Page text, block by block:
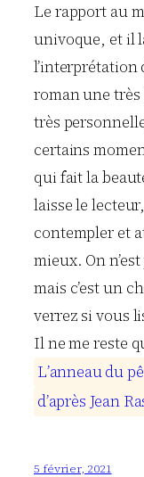
Le rapport au
univoque, et il
l’interprétation
roman une
très
certains
qui fait la
laisse le
contempler et
mieux. On
mais c’est un
verrez si vous
Il ne me reste
L’anneaudupê
d’après Jean Ra
5 février, 2021